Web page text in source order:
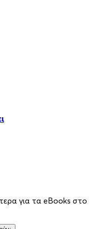
για τα eBooks στο